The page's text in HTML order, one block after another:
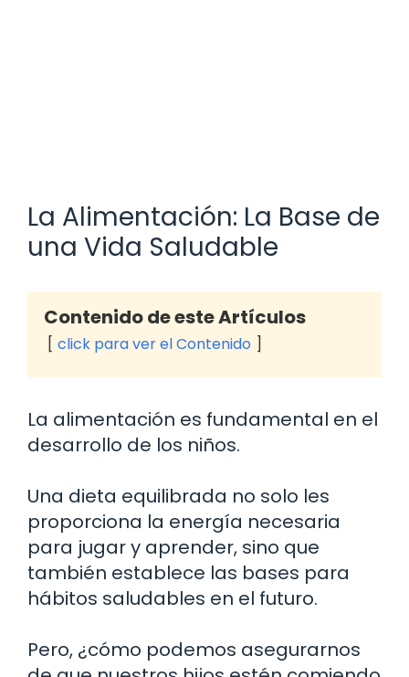
La Alimentación: La Base de
una Vida Saludable
Contenido de este Artículos
click para ver el Contenido
La alimentación es fundamental en el
desarrollo de los niños.
Una dieta equilibrada no solo les
proporciona la energía necesaria
para jugar y aprender, sino que
también establece las bases para
hábitos saludables en el futuro.
Pero, ¿cómo podemos asegurarnos